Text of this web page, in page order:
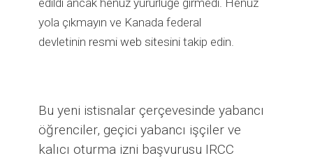
yola çıkmayın ve Kanada federal
devletinin resmi web sitesini takip edin.
Bu yeni istisnalar çerçevesinde yabancı
öğrenciler, geçici yabancı işçiler ve
kalıcı oturma izni başvurusu IRCC